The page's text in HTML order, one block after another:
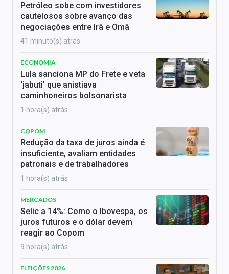
Petróleo sobe com investidores
cautelosos sobre avanço das
negociações entre Irã e Omã
41 minuto(s) atrás
ECONOMIA
Lula sanciona MP do Frete e veta
‘jabuti’ que anistiava
caminhoneiros bolsonarista
1 hora(s) atrás
COPOM
Redução da taxa de juros ainda é
insuficiente, avaliam entidades
patronais e de trabalhadores
1 hora(s) atrás
MERCADOS
Selic a 14%: Como o Ibovespa, os
juros futuros e o dólar devem
reagir ao Copom
9 hora(s) atrás
ELEIÇÕES 2026